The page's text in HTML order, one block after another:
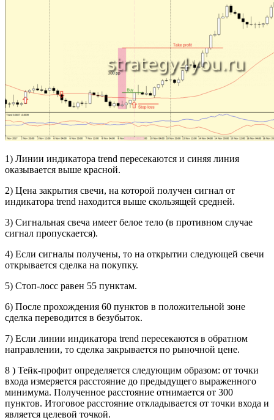
1) Линии индикатора trend пересекаются и синяя линия
оказывается выше красной.
2) Цена закрытия свечи, на которой получен сигнал от
индикатора trend находится выше скользящей средней.
3) Сигнальная свеча имеет белое тело (в противном случае
сигнал пропускается).
4) Если сигналы получены, то на открытии следующей свечи
открывается сделка на покупку.
5) Стоп-лосс равен 55 пунктам.
6) После прохождения 60 пунктов в положительной зоне
сделка переводится в безубыток.
7) Если линии индикатора trend пересекаются в обратном
направлении, то сделка закрывается по рыночной цене.
8 ) Тейк-профит определяется следующим образом: от точки
входа измеряется расстояние до предыдущего выраженного
минимума. Полученное расстояние отнимается от 300
пунктов. Итоговое расстояние откладывается от точки входа и
является целевой точкой.